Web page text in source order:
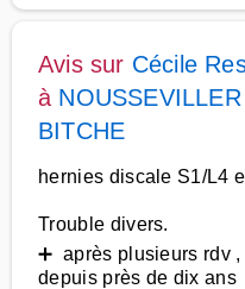
Avis sur Cécile
à
BITCHE
hernies discale S1/L4
Trouble divers.
➕ après plusieurs rdv
depuis près de dix ans